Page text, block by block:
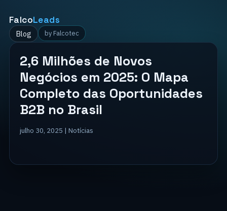
FalcoLeads
Blog by Falcotec
2,6 Milhões de Novos
Negócios em 2025: O Mapa
Completo das Oportunidades
B2B no Brasil
julho 30, 2025 | Notícias